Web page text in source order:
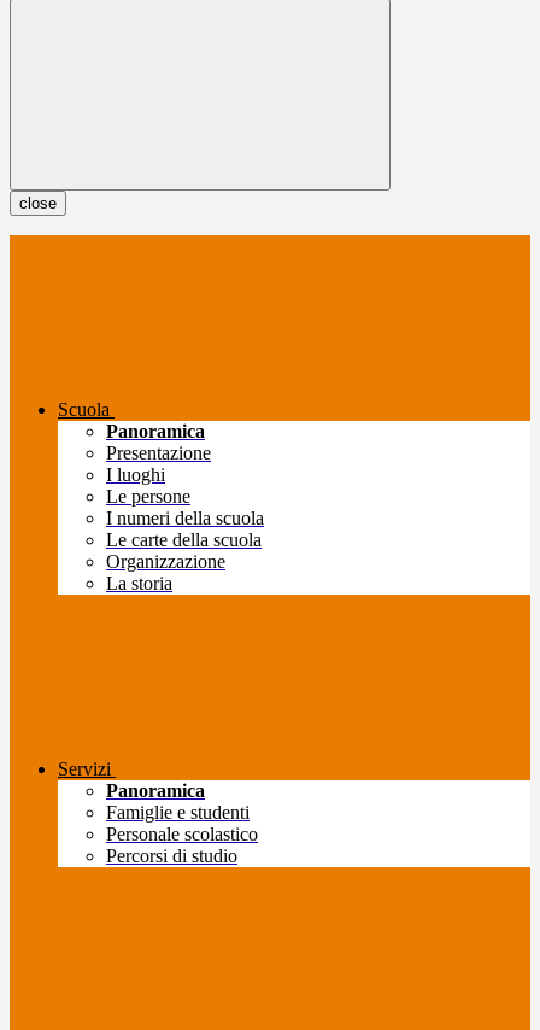
close
Scuola
Panoramica
Presentazione
I luoghi
Le persone
I numeri della scuola
Le carte della scuola
Organizzazione
La storia
Servizi
Panoramica
Famiglie e studenti
Personale scolastico
Percorsi di studio